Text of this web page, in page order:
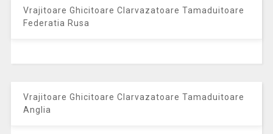
Vrajitoare Ghicitoare Clarvazatoare Tamaduitoare
Federatia Rusa
Vrajitoare Ghicitoare Clarvazatoare Tamaduitoare
Anglia